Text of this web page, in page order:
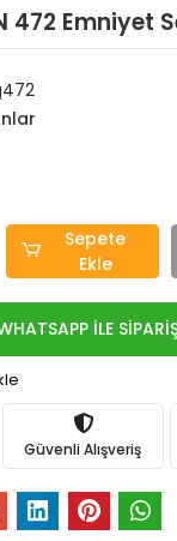
472 Emniyet
Sepete
Ekle
İLE
Güvenli Alışveriş